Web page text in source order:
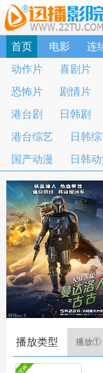
首页 电影 连
动作片
喜剧片
恐怖片
剧情片
港台剧
日韩剧
港台综艺
日韩
国产动漫
日韩
播放类型 播放①